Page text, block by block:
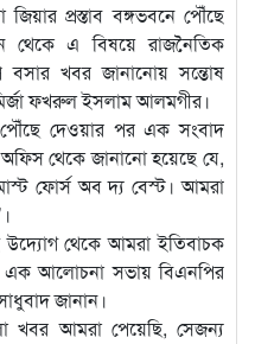
প্রস্তাব বঙ্গভবনে পৌঁছে
থেকে এ বিষয়ে রাজনৈতিক
বসার খবর জানানোয় সন্তোষ
ফখরুল ইসলাম আলমগীর।
পৌঁছে দেওয়ার পর এক সংবাদ
থেকে জানানো হয়েছে যে,
ফোর্স অব দ্য বেস্ট। আমরা
উদ্যোগ থেকে আমরা ইতিবাচক
এক আলোচনা সভায় বিএনপির
জানান।
খবর আমরা পেয়েছি, সেজন্য